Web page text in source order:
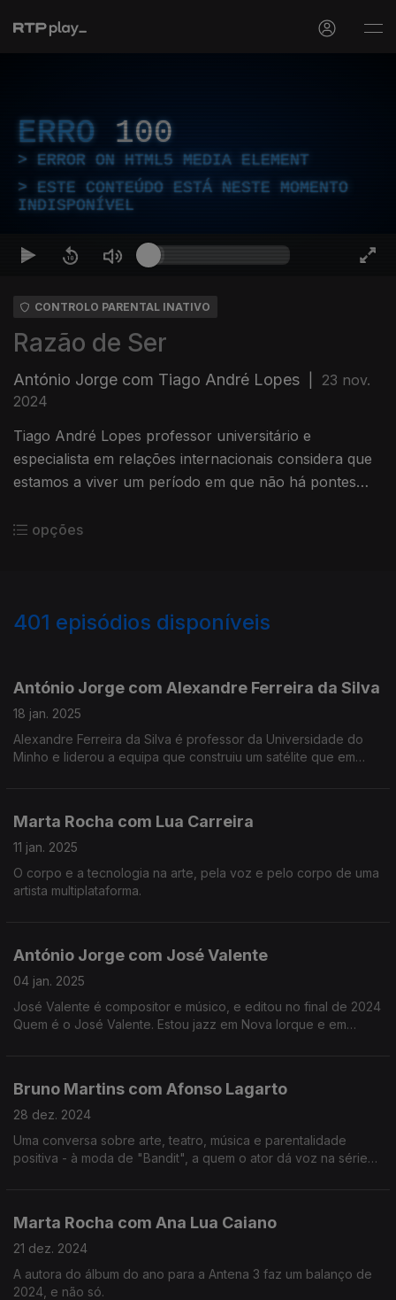
ERRO 100
ERROR ON HTML5 MEDIA ELEMENT
ESTE CONTEÚDO ESTÁ NESTE MOMENTO
INDISPONÍVEL
CONTROLO PARENTAL INATIVO
Razão de Ser
António Jorge com Tiago André Lopes
23 nov.
2024
Tiago André Lopes professor universitário e
especialista em relações internacionais considera que
estamos a viver um período em que não há pontes
Eurovisão estão a embarcar num caminho pouco
opções
401 episódios disponíveis
António Jorge com Alexandre Ferreira da Silva
18 jan. 2025
Alexandre Ferreira da Silva é professor da Universidade do
Minho e liderou a equipa que construiu um satélite que em
Marta Rocha com Lua Carreira
11 jan. 2025
O corpo e a tecnologia na arte, pela voz e pelo corpo de uma
artista multiplataforma.
António Jorge com José Valente
04 jan. 2025
José Valente é compositor e músico, e editou no final de 2024
Quem é o José Valente. Estou jazz em Nova Iorque e em
Bruno Martins com Afonso Lagarto
28 dez. 2024
Uma conversa sobre arte, teatro, música e parentalidade
positiva - à moda de "Bandit", a quem o ator dá voz na série
Marta Rocha com Ana Lua Caiano
21 dez. 2024
A autora do álbum do ano para a Antena 3 faz um balanço de
2024, e não só.